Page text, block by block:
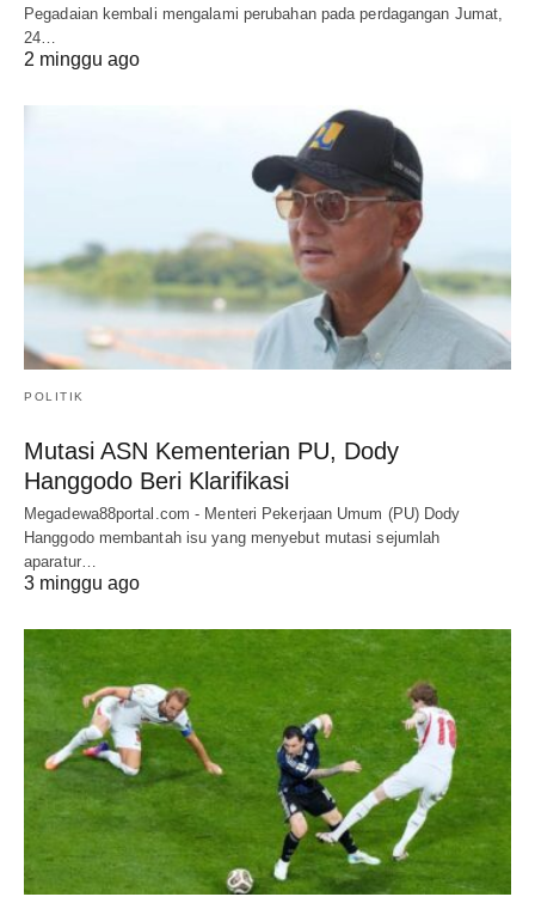
Pegadaian kembali mengalami perubahan pada perdagangan Jumat,
24…
2 minggu ago
POLITIK
Mutasi ASN Kementerian PU, Dody
Hanggodo Beri Klarifikasi
Megadewa88portal.com - Menteri Pekerjaan Umum (PU) Dody
Hanggodo membantah isu yang menyebut mutasi sejumlah
aparatur…
3 minggu ago